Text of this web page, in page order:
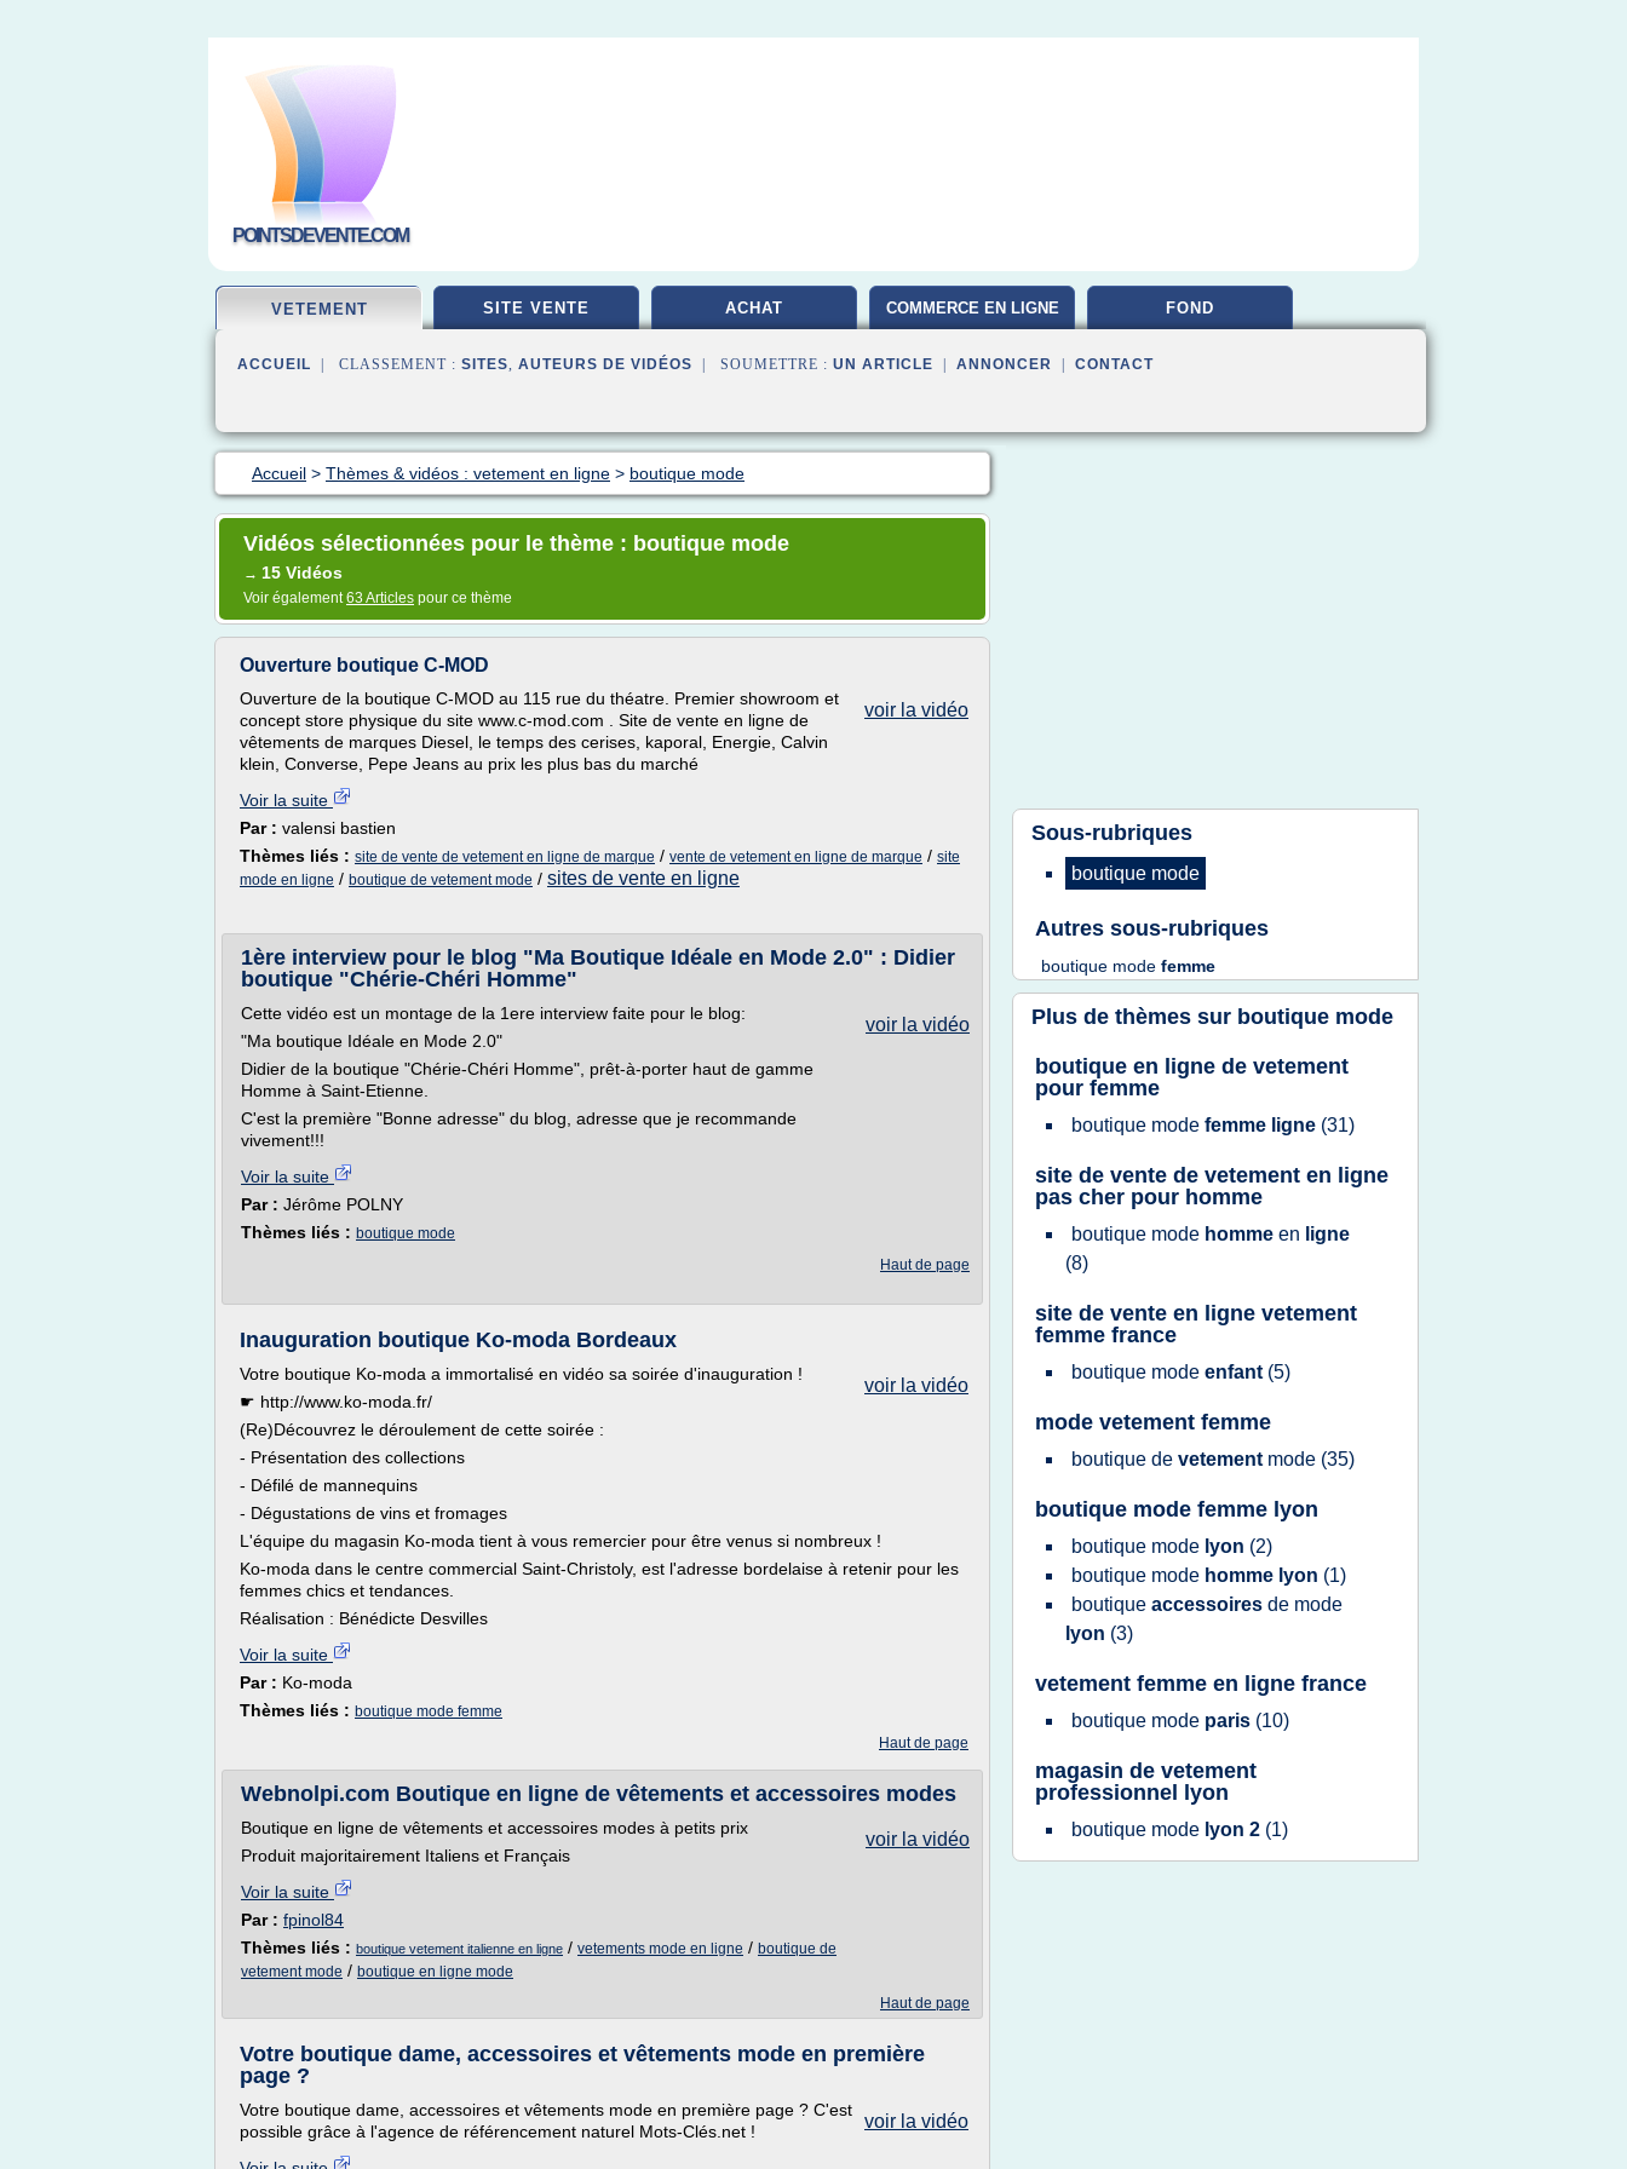
POINTSDEVENTE.COM
VETEMENT SITE VENTE ACHAT COMMERCE EN LIGNE FOND
ACCUEIL | CLASSEMENT : SITES, AUTEURS DE VIDÉOS | SOUMETTRE : UN ARTICLE ANNONCER CONTACT
Accueil > Thèmes & vidéos : vetement en ligne > boutique mode
Vidéos sélectionnées pour le thème : boutique mode
→ 15 Vidéos
Voir également63 Articles pour ce thème
Ouverture boutique C-MOD
voir la vidéo
Ouverture de la boutique C-MOD au 115 rue du théatre. Premier showroom et
concept store physique du site www.c-mod.com . Site de vente en ligne de
vêtements de marques Diesel, le temps des cerises, kaporal, Energie, Calvin
klein, Converse, Pepe Jeans au prix les plus bas du marché
Voir la suite
Par : valensi bastien
Thèmes liés : site de vente de vetement en ligne de marque / vente de vetement en ligne de marque / site
mode en ligne / boutique de vetement mode / sites de vente en ligne
1ère interview pour le blog "Ma Boutique Idéale en Mode 2.0" : Didier
boutique "Chérie-Chéri Homme"
voir la vidéo
Cette vidéo est un montage de la 1ere interview faite pour le blog:
"Ma boutique Idéale en Mode 2.0"
Didier de la boutique "Chérie-Chéri Homme", prêt-à-porter haut de gamme
Homme à Saint-Etienne.
C'est la première "Bonne adresse" du blog, adresse que je recommande
vivement!!!
Voir la suite
Par : Jérôme POLNY
Thèmes liés : boutique mode
Haut de page
Inauguration boutique Ko-moda Bordeaux
voir la vidéo
Votre boutique Ko-moda a immortalisé en vidéo sa soirée d'inauguration !
☛ http://www.ko-moda.fr/
(Re)Découvrez le déroulement de cette soirée :
- Présentation des collections
- Défilé de mannequins
- Dégustations de vins et fromages
L'équipe du magasin Ko-moda tient à vous remercier pour être venus si nombreux !
Ko-moda dans le centre commercial Saint-Christoly, est l'adresse bordelaise à retenir pour les
femmes chics et tendances.
Réalisation : Bénédicte Desvilles
Voir la suite
Par : Ko-moda
Thèmes liés : boutique mode femme
Haut de page
Webnolpi.com Boutique en ligne de vêtements et accessoires modes
voir la vidéo
Boutique en ligne de vêtements et accessoires modes à petits prix
Produit majoritairement Italiens et Français
Voir la suite
Par : fpinol84
Thèmes liés : boutique vetement italienne en ligne / vetements mode en ligne / boutique de
vetement mode / boutique en ligne mode
Haut de page
Votre boutique dame, accessoires et vêtements mode en première
page ?
voir la vidéo
Votre boutique dame, accessoires et vêtements mode en première page ? C'est
possible grâce à l'agence de référencement naturel Mots-Clés.net !
Sous-rubriques
boutique mode
Autres sous-rubriques
boutique mode femme
Plus de thèmes sur boutique mode
boutique en ligne de vetement
pour femme
boutique mode femme ligne (31)
site de vente de vetement en ligne
pas cher pour homme
boutique mode homme en ligne
(8)
site de vente en ligne vetement
femme france
boutique mode enfant (5)
mode vetement femme
boutique de vetement mode (35)
boutique mode femme lyon
boutique mode lyon (2)
boutique mode homme lyon (1)
boutique accessoires de mode
lyon (3)
vetement femme en ligne france
boutique mode paris (10)
magasin de vetement
professionnel lyon
boutique mode lyon 2 (1)